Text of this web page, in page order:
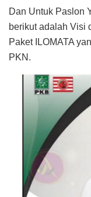
Dan Untuk Paslon
berikut adalah Visi
Paket ILOMATA
PKN.